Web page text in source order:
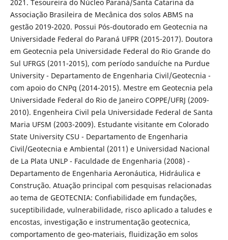
2021. Tesoureira do Núcleo Paraná/Santa Catarina da
Associação Brasileira de Mecânica dos solos ABMS na
gestão 2019-2020. Possui Pós-doutorado em Geotecnia na
Universidade Federal do Paraná UFPR (2015-2017). Doutora
em Geotecnia pela Universidade Federal do Rio Grande do
Sul UFRGS (2011-2015), com período sanduíche na Purdue
University - Departamento de Engenharia Civil/Geotecnia -
com apoio do CNPq (2014-2015). Mestre em Geotecnia pela
Universidade Federal do Rio de Janeiro COPPE/UFRJ (2009-
2010). Engenheira Civil pela Universidade Federal de Santa
Maria UFSM (2003-2009). Estudante visitante em Colorado
State University CSU - Departamento de Engenharia
Civil/Geotecnia e Ambiental (2011) e Universidad Nacional
de La Plata UNLP - Faculdade de Engenharia (2008) -
Departamento de Engenharia Aeronáutica, Hidráulica e
Construção. Atuação principal com pesquisas relacionadas
ao tema de GEOTECNIA: Confiabilidade em fundações,
suceptibilidade, vulnerabilidade, risco aplicado a taludes e
encostas, investigação e instrumentação geotecnica,
comportamento de geo-materiais, fluidização em solos